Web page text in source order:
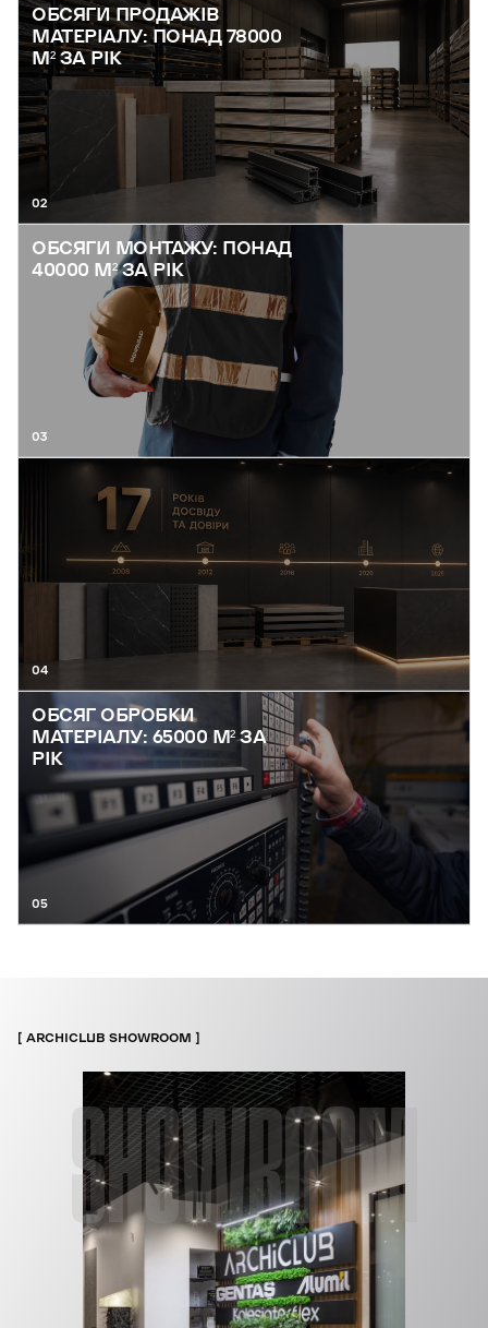
ОБСЯГИ ПРОДАЖІВ
МАТЕРІАЛУ: ПОНАД 78000
М² ЗА РІК
02
ОБСЯГИ МОНТАЖУ: ПОНАД
40000 М² ЗА РІК
03
04
ОБСЯГ ОБРОБКИ
МАТЕРІАЛУ: 65000 М² ЗА
РІК
05
SHOWROOM
ARCHICLUB SHOWROOM